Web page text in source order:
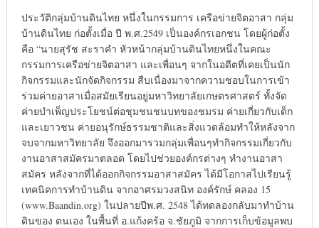
ประวัติกลุ่มบ้านดินไทย หนึ่งในกรรมการ เครือข่ายจิตอาสา กลุ่ม
บ้านดินไทย ก่อตั้งเมื่อ ปี พ.ศ.2549 เป็นองค์กรเอกชน โดยผู้ก่อตั้ง
คือ “นายสุรัช สะราคำ หัวหน้ากลุ่มบ้านดินไทยหนึ่งในคณะ
กรรมการเครือข่ายจิตอาสา และเพื่อนๆ จากในอดีตที่เคยเป็นนัก
กิจกรรมและนักจัดกิจกรรม สืบเนื่องมาจากความชอบในการเข้า
ร่วมค่ายอาสาเมื่อสมัยเรียนอยู่มหาวิทยาลัยเกษตรศาสตร์ ทั้งจัด
ค่ายบำเพ็ญประโยชน์ต่อชุมชนชนบทของชมรม ค่ายเกี่ยวกับเด็ก
และเยาวชน ค่ายอนุรักษ์ธรรมชาติและสิ่งแวดล้อมทำให้หลังจาก
จบจากมหาวิทยาลัย จึงออกมารวมกลุ่มเพื่อนๆทำกิจกรรมเกี่ยวกับ
งานอาสาสมัครมาตลอด โดยไปช่วยองค์กรต่างๆ ทำงานอาสา
สมัคร หลังจากที่ได้ออกกิจกรรมอาสาสมัคร ได้มีโอกาสไปเรียนรู้
เทคนิคการทำบ้านดิน จากอาศรมวงสนิท องค์รักษ์ คลอง 15
(www.Baandin.org) ในปลายปีพ.ศ. 2548 ได้ทดลองกลับมาทำบ้าน
ดินของ ตนเอง ในพื้นที่ อ.แก้งคร้อ จ.ชัยภูมิ จากการเก็บข้อมูลพบ